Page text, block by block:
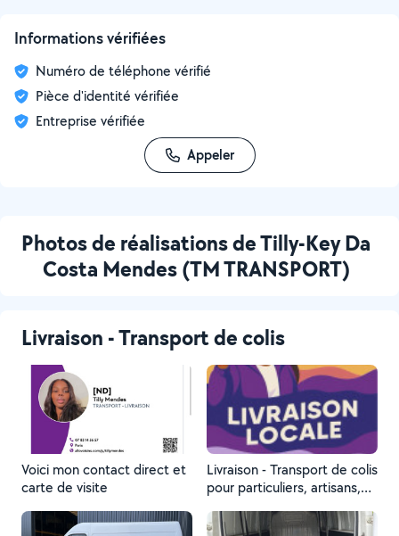
Informations vérifiées
Numéro de téléphone vérifié
Pièce d'identité vérifiée
Entreprise vérifiée
Appeler
Photos de réalisations de Tilly-Key Da
Costa Mendes (TM TRANSPORT)
Livraison - Transport de colis
Voici mon contact direct et
carte de visite
Livraison - Transport de colis
pour particuliers, artisans,